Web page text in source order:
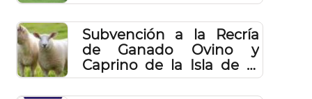
Subvención a la Recría
de Ganado Ovino y
Caprino de la Isla de El
Hierro en el año 2024